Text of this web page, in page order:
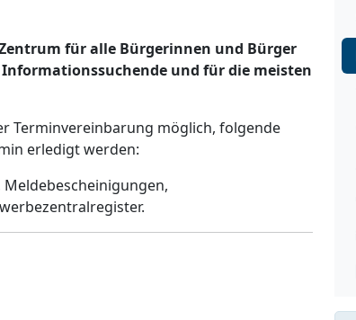
für alle Bürgerinnen und Bürger
und für die meisten
Terminvereinbarung möglich, folgende
erledigt werden: